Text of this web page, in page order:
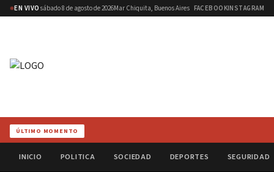
EN VIVO sábado 8 de agosto de 2026Mar Chiquita, Buenos Aires FACEBOOKINSTAGRAM
ÚLTIMO MOMENTO
INICIO POLITICA SOCIEDAD DEPORTES SEGURIDAD